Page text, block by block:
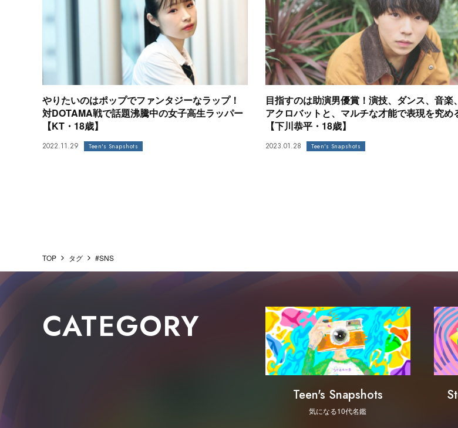
やりたいのはポップでファンタジーなラップ！
対DOTAMA戦で話題沸騰中の女子高生ラッパー
【KT・18歳】
2022.11.29 Teen's Snapshots
目指すのは助演男優賞！演技、ダンス、音楽、
アクロバットと、マルチな才能で表現を究め
【下川恭平・18歳】
2023.01.28 Teen's Snapshots
TOP タグ #SNS
CATEGORY
Teen's Snapshots
気になる10代名鑑